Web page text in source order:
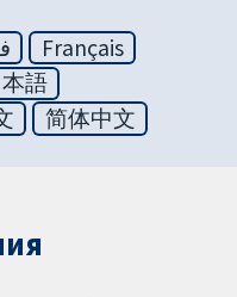
Français
語
简体中文